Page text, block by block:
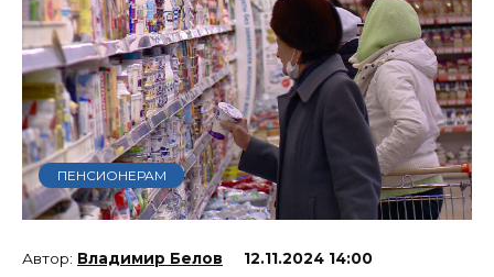
ПЕНСИОНЕРАМ
Владимир Белов 12.11.2024 14:00